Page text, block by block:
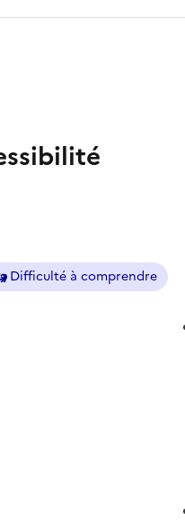
Difficulté à comprendre